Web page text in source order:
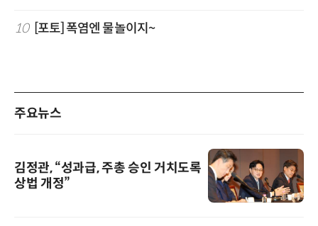
10 [포토] 폭염엔 물놀이지~
주요뉴스
김정관, “성과급, 주총 승인 거치도록
상법 개정”